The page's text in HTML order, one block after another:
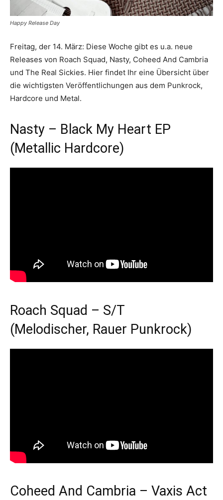
Happy Release Day
Freitag, der 14. März: Diese Woche gibt es u.a. neue
Releases von Roach Squad, Nasty, Coheed And Cambria
und The Real Sickies. Hier findet Ihr eine Übersicht über
die wichtigsten Veröffentlichungen aus dem Punkrock,
Hardcore und Metal.
Nasty – Black My Heart EP
(Metallic Hardcore)
Roach Squad – S/T
(Melodischer, Rauer Punkrock)
Coheed And Cambria – Vaxis Act